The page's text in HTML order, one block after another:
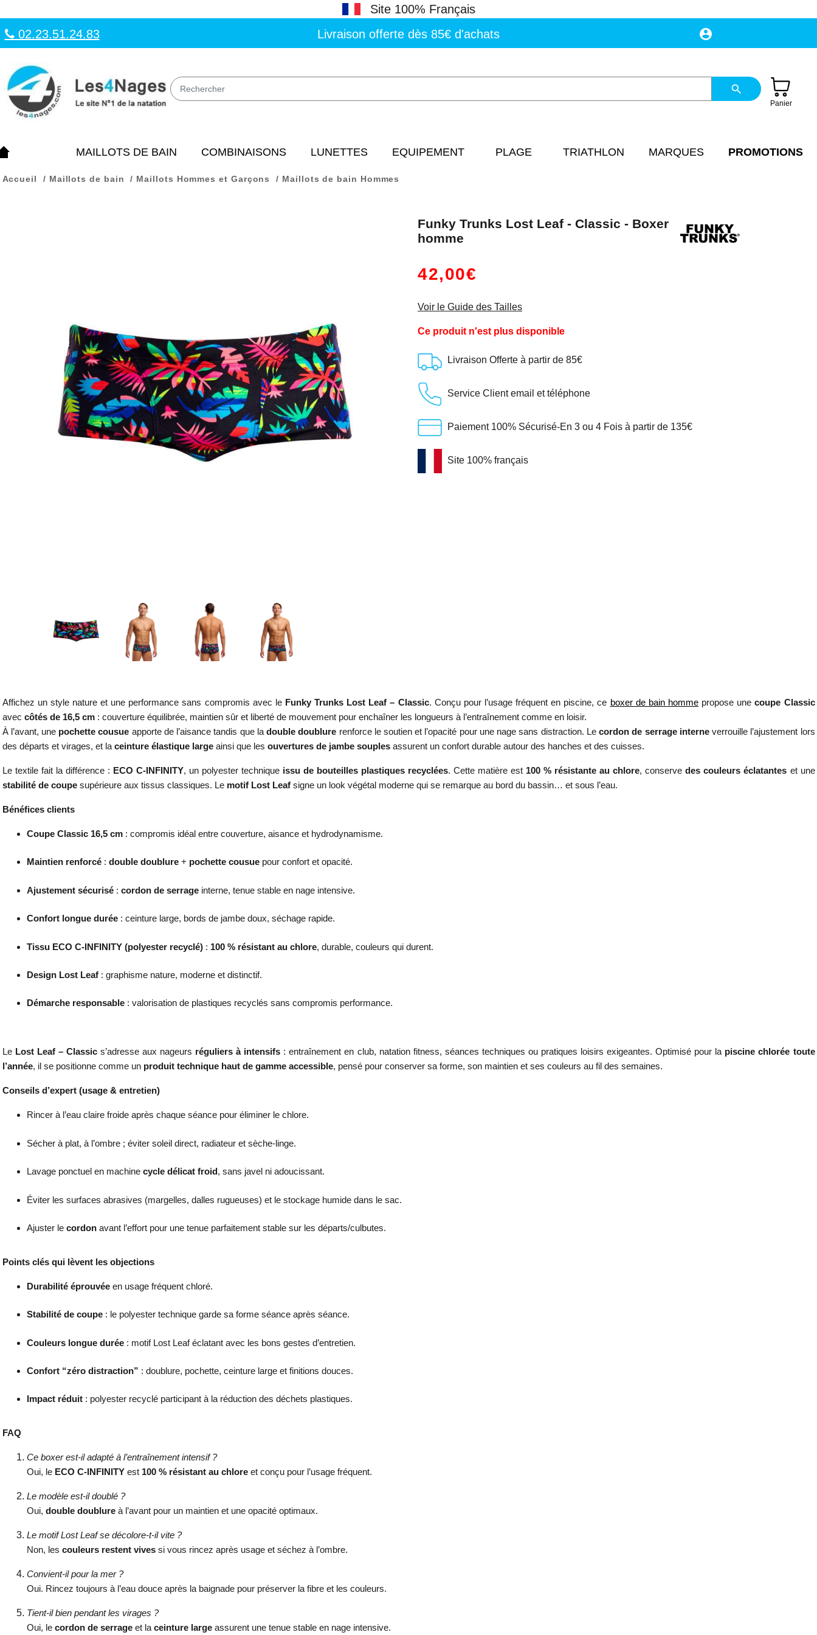
Site 100% Français
02.23.51.24.83
Livraison offerte dès 85€ d'achats account_circle
search
Panier
MAILLOTS DE BAIN COMBINAISONS LUNETTES EQUIPEMENT PLAGE TRIATHLON MARQUES PROMOTIONS
Accueil Maillots de bain Maillots Hommes et Garçons Maillots de bain Hommes
Funky Trunks Lost Leaf - Classic - Boxer
homme
42,00€
Voir le Guide des Tailles
Ce produit n'est plus disponible
Livraison Offerte à partir de 85€
Service Client email et téléphone
Paiement 100% Sécurisé-En 3 ou 4 Fois à partir de 135€
Site 100% français
Affichez un style nature et une performance sans compromis avec le Funky Trunks Lost Leaf – Classic. Conçu pour l’usage fréquent en piscine, ce boxer de bain homme propose unecoupe Classic
avec côtés de 16,5 cm: couverture équilibrée, maintien sûr et liberté de mouvement pour enchaîner les longueurs à l’entraînement comme en loisir.
À l’avant, une pochette cousue apporte de l’aisance tandis que ladouble doublure renforce le soutien et l’opacité pour une nage sans distraction. Lecordon de serrage interneverrouille l’ajustement lors
des départs et virages, et la ceinture élastique largeainsi que les ouvertures de jambe souplesassurent un confort durable autour des hanches et des cuisses.
Le textile fait la différence : ECO C-INFINITY, un polyester technique issu de bouteilles plastiques recyclées. Cette matière est 100 % résistante au chlore, conservedes couleurs éclatantes et une
stabilité de coupesupérieure aux tissus classiques. Le motif Lost Leafsigne un look végétal moderne qui se remarque au bord du bassin… et sous l’eau.
Bénéfices clients
Coupe Classic 16,5 cm: compromis idéal entre couverture, aisance et hydrodynamisme.
Maintien renforcé: double doublure+ pochette cousuepour confort et opacité.
Ajustement sécurisé: cordon de serrageinterne, tenue stable en nage intensive.
Confort longue durée: ceinture large, bords de jambe doux, séchage rapide.
Tissu ECO C-INFINITY (polyester recyclé): 100 % résistant au chlore, durable, couleurs qui durent.
Design Lost Leaf: graphisme nature, moderne et distinctif.
Démarche responsable: valorisation de plastiques recyclés sans compromis performance.
Le Lost Leaf – Classics’adresse aux nageurs réguliers à intensifs : entraînement en club, natation fitness, séances techniques ou pratiques loisirs exigeantes. Optimisé pour la piscine chlorée toute
l’année, il se positionne comme un produit technique haut de gamme accessible, pensé pour conserver sa forme, son maintien et ses couleurs au fil des semaines.
Conseils d’expert (usage & entretien)
Rincer à l’eau claire froide après chaque séance pour éliminer le chlore.
Sécher à plat, à l’ombre ; éviter soleil direct, radiateur et sèche-linge.
Lavage ponctuel en machine cycle délicat froid, sans javel ni adoucissant.
Éviter les surfaces abrasives (margelles, dalles rugueuses) et le stockage humide dans le sac.
Ajuster le cordonavant l’effort pour une tenue parfaitement stable sur les départs/culbutes.
Points clés qui lèvent les objections
Durabilité éprouvéeen usage fréquent chloré.
Stabilité de coupe: le polyester technique garde sa forme séance après séance.
Couleurs longue durée: motif Lost Leaf éclatant avec les bons gestes d’entretien.
Confort “zéro distraction” : doublure, pochette, ceinture large et finitions douces.
Impact réduit: polyester recyclé participant à la réduction des déchets plastiques.
FAQ
Ce boxer est-il adapté à l’entraînement intensif ?
Oui, le ECO C-INFINITYest 100 % résistant au chloreet conçu pour l’usage fréquent.
Le modèle est-il doublé ?
Oui, double doublureà l’avant pour un maintien et une opacité optimaux.
Le motif Lost Leaf se décolore-t-il vite ?
Non, les couleurs restent vivessi vous rincez après usage et séchez à l’ombre.
Convient-il pour la mer ?
Oui. Rincez toujours à l’eau douce après la baignade pour préserver la fibre et les couleurs.
Tient-il bien pendant les virages ?
Oui, le cordon de serrageet laceinture largeassurent une tenue stable en nage intensive.